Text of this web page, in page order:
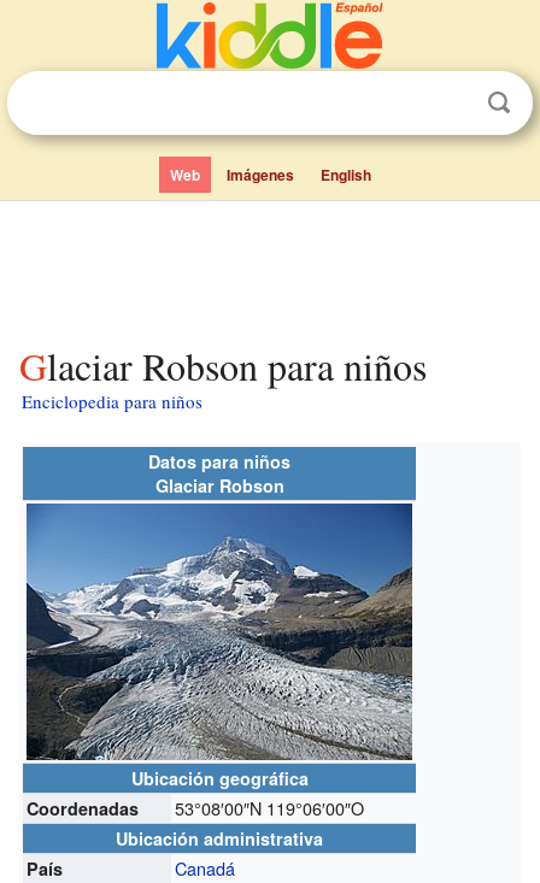
Web Imágenes English
Glaciar Robson para niños
Enciclopedia para niños
Datos para niños
Glaciar Robson
Ubicación geográfica
Coordenadas
53°08′00″N 119°06′00″O
Ubicación administrativa
País
Canadá